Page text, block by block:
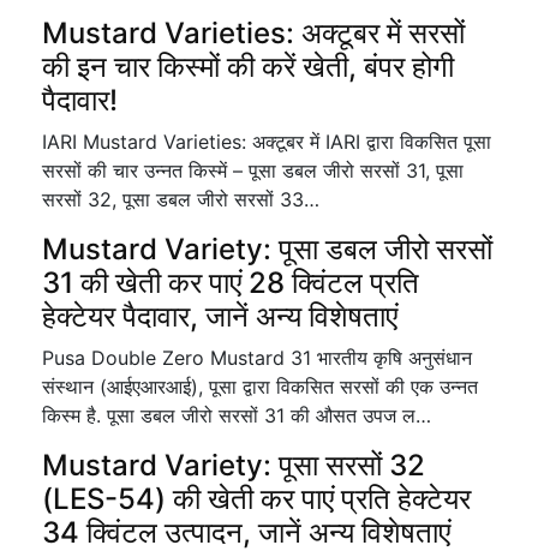
Mustard Varieties: अक्टूबर में सरसों
की इन चार किस्मों की करें खेती, बंपर होगी
पैदावार!
IARI Mustard Varieties: अक्टूबर में IARI द्वारा विकसित पूसा
सरसों की चार उन्नत किस्में – पूसा डबल जीरो सरसों 31, पूसा
सरसों 32, पूसा डबल जीरो सरसों 33…
Mustard Variety: पूसा डबल जीरो सरसों
31 की खेती कर पाएं 28 क्विंटल प्रति
हेक्टेयर पैदावार, जानें अन्य विशेषताएं
Pusa Double Zero Mustard 31 भारतीय कृषि अनुसंधान
संस्थान (आईएआरआई), पूसा द्वारा विकसित सरसों की एक उन्नत
किस्म है. पूसा डबल जीरो सरसों 31 की औसत उपज ल…
Mustard Variety: पूसा सरसों 32
(LES-54) की खेती कर पाएं प्रति हेक्टेयर
34 क्विंटल उत्पादन, जानें अन्य विशेषताएं